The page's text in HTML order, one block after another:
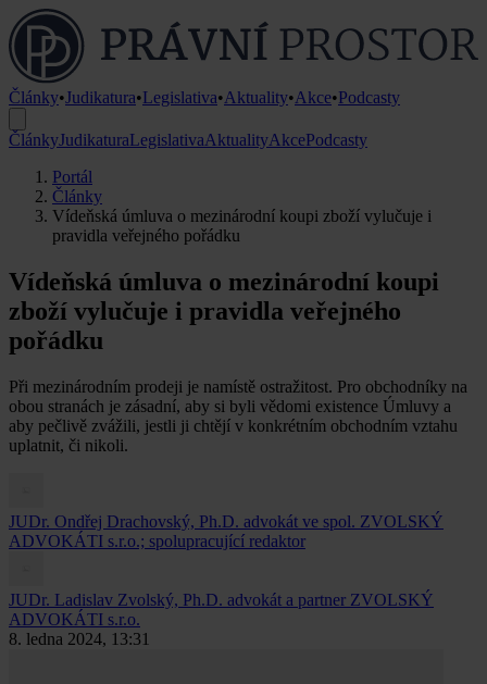
Články•Judikatura•Legislativa•Aktuality•Akce•Podcasty
ČlánkyJudikaturaLegislativaAktualityAkcePodcasty
Portál
Články
Vídeňská úmluva o mezinárodní koupi zboží vylučuje i
pravidla veřejného pořádku
Vídeňská úmluva o mezinárodní koupi
zboží vylučuje i pravidla veřejného
pořádku
Při mezinárodním prodeji je namístě ostražitost. Pro obchodníky na
obou stranách je zásadní, aby si byli vědomi existence Úmluvy a
aby pečlivě zvážili, jestli ji chtějí v konkrétním obchodním vztahu
uplatnit, či nikoli.
JUDr. Ondřej Drachovský, Ph.D. advokát ve spol. ZVOLSKÝ
ADVOKÁTI s.r.o.; spolupracující redaktor
JUDr. Ladislav Zvolský, Ph.D. advokát a partner ZVOLSKÝ
ADVOKÁTI s.r.o.
8. ledna 2024, 13:31